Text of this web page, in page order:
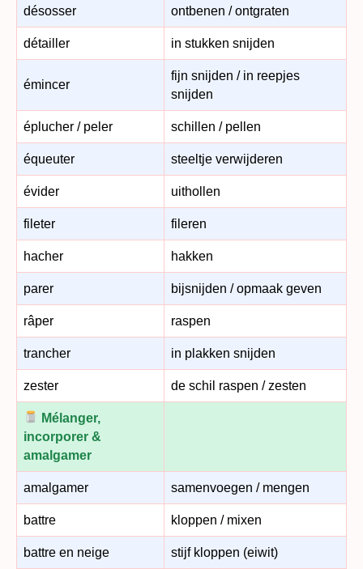
désosser ontbenen / ontgraten
détailler in stukken snijden
émincer
fijn snijden / in reepjes
snijden
éplucher / peler schillen / pellen
équeuter steeltje verwijderen
évider uithollen
fileter fileren
hacher hakken
parer bijsnijden / opmaak geven
râper raspen
trancher in plakken snijden
zester de schil raspen / zesten
Mélanger,
incorporer &
amalgamer
amalgamer samenvoegen / mengen
battre kloppen / mixen
battre en neige stijf kloppen (eiwit)